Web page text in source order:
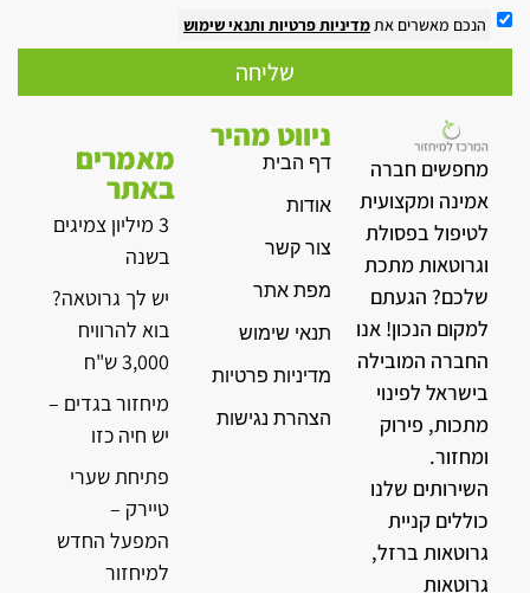
הנכם מאשרים אתמדיניות פרטיות ותנאי שימוש
שליחה
מחפשים חברה
אמינה ומקצועית
לטיפול בפסולת
וגרוטאות מתכת
שלכם? הגעתם
למקום הנכון! אנו
החברה המובילה
בישראל לפינוי
מתכות, פירוק
ומחזור.
השירותים שלנו
כוללים קניית
גרוטאות ברזל,
גרוטאות
ניווט מהיר
דף הבית
אודות
צור קשר
מפת אתר
תנאי שימוש
מדיניות פרטיות
הצהרת נגישות
מאמרים
באתר
3 מיליון צמיגים
בשנה
יש לך גרוטאה?
בוא להרוויח
3,000 ש"ח
מיחזור בגדים –
יש חיה כזו
פתיחת שערי
טיירק –
המפעל החדש
למיחזור